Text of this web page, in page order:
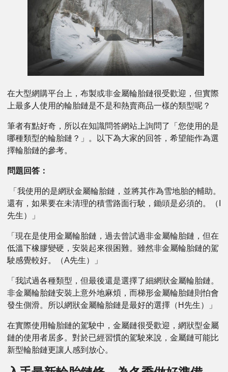
在大型網購平台上，布製或非金屬輪胎鏈很受歡迎，但實際
上最多人使用的輪胎鏈是不是和熱賣商品一樣的類型呢？
筆者有點好奇，所以在知識問答網站上詢問了「您使用的是
哪種類型的輪胎鏈？」。以下為大家的回答，希望能作為選
擇輪胎鏈的參考。
問題回答：
「我使用的是網狀金屬輪胎鏈，並將其作為雪地胎的輔助。
還有，如果要在未清理的積雪路面行駛，鋤頭是必須的。（I
先生）」
「現在是使用金屬輪胎鏈，過去曾試過非金屬輪胎鏈，但在
低溫下橡膠變硬，安裝起來很困難。雖然非金屬輪胎鏈的駕
駛感覺較好。（A先生）」
「我試過各種類型，但最後還是選擇了細網狀金屬輪胎鏈。
非金屬輪胎鏈安裝上意外地麻煩，而梯形金屬輪胎鏈則怕會
發生側滑。所以網狀金屬輪胎鏈是最好的選擇（H先生）」
在實際使用輪胎鏈的駕駛中，金屬鏈很受歡迎，網狀型金屬
鏈的使用者居多。對於已經習慣的駕駛來說，金屬鏈可能比
新型輪胎鏈更讓人感到放心。